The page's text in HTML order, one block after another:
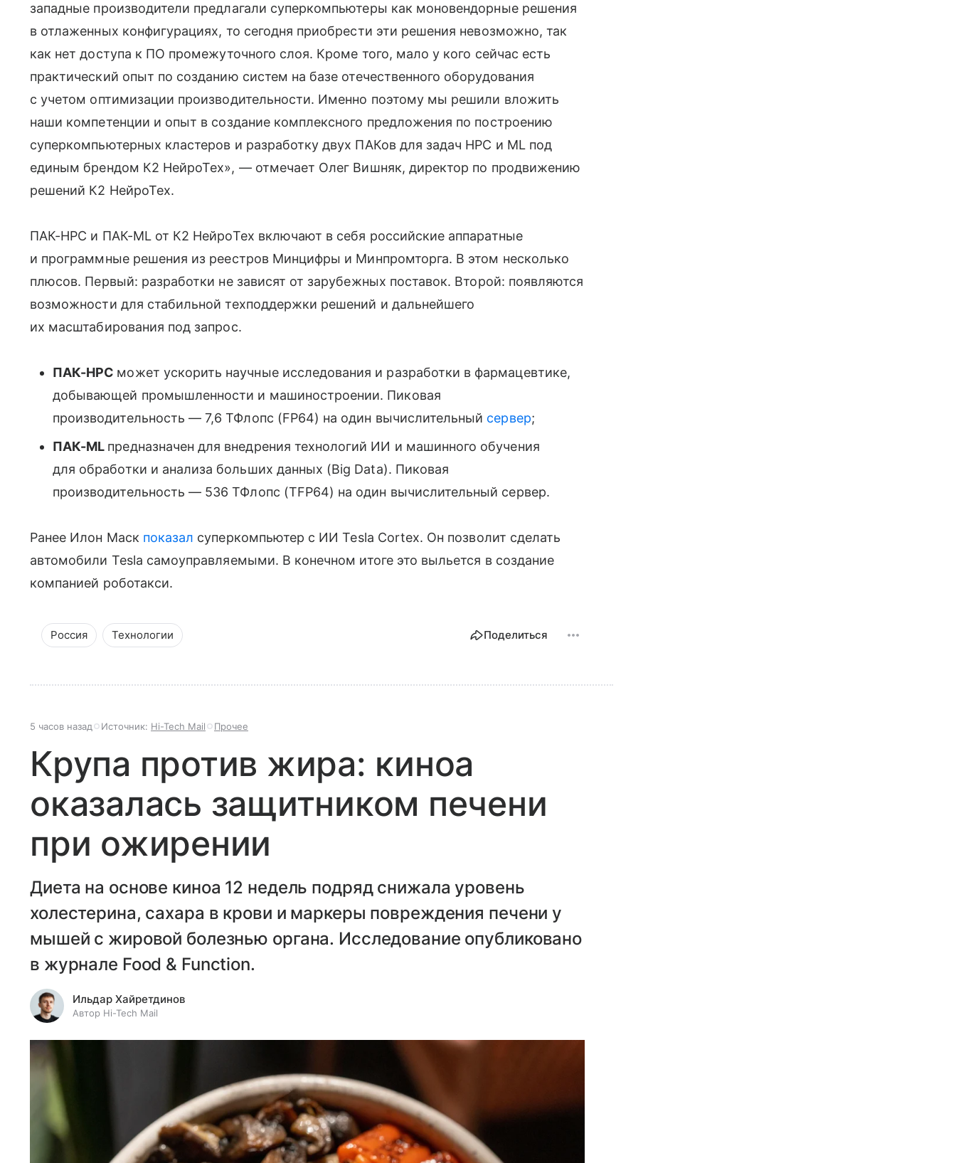
западные производители предлагали суперкомпьютеры как моновендорные решения
в отлаженных конфигурациях, то сегодня приобрести эти решения невозможно, так
как нет доступа к ПО промежуточного слоя. Кроме того, мало у кого сейчас есть
практический опыт по созданию систем на базе отечественного оборудования
с учетом оптимизации производительности. Именно поэтому мы решили вложить
наши компетенции и опыт в создание комплексного предложения по построению
суперкомпьютерных кластеров и разработку двух ПАКов для задач HPC и ML под
единым брендом К2 НейроТех», — отмечает Олег Вишняк, директор по продвижению
решений К2 НейроТех.
ПАК-HPC и ПАК-ML от К2 НейроТех включают в себя российские аппаратные
и программные решения из реестров Минцифры и Минпромторга. В этом несколько
плюсов. Первый: разработки не зависят от зарубежных поставок. Второй: появляются
возможности для стабильной техподдержки решений и дальнейшего
их масштабирования под запрос.
ПАК-HPC может ускорить научные исследования и разработки в фармацевтике,
добывающей промышленности и машиностроении. Пиковая
производительность — 7,6 ТФлопс (FP64) на один вычислительный сервер;
ПАК-ML предназначен для внедрения технологий ИИ и машинного обучения
для обработки и анализа больших данных (Big Data). Пиковая
производительность — 536 ТФлопс (TFP64) на один вычислительный сервер.
Ранее Илон Маск показал суперкомпьютер с ИИ Tesla Cortex. Он позволит сделать
автомобили Tesla самоуправляемыми. В конечном итоге это выльется в создание
компанией роботакси.
Россия Технологии Поделиться
5 часов назад Источник: Hi-Tech Mail Прочее
Крупа против жира: киноа
оказалась защитником печени
при ожирении
Диета на основе киноа 12 недель подряд снижала уровень
холестерина, сахара в крови и маркеры повреждения печени у
мышей с жировой болезнью органа. Исследование опубликовано
в журнале Food & Function.
Ильдар Хайретдинов
Автор Hi-Tech Mail